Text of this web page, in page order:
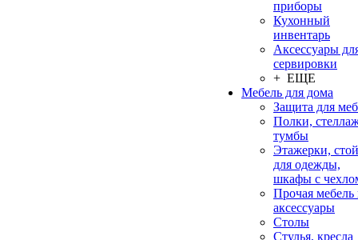
приборы
Кухонный
инвентарь
Аксессуары
сервировки
+ ЕЩЕ
Мебель для дома
Защита для
Полки,
тумбы
Этажерки,
для одежды,
шкафы с
Прочая мебель
аксессуары
Столы
Стулья, кресла